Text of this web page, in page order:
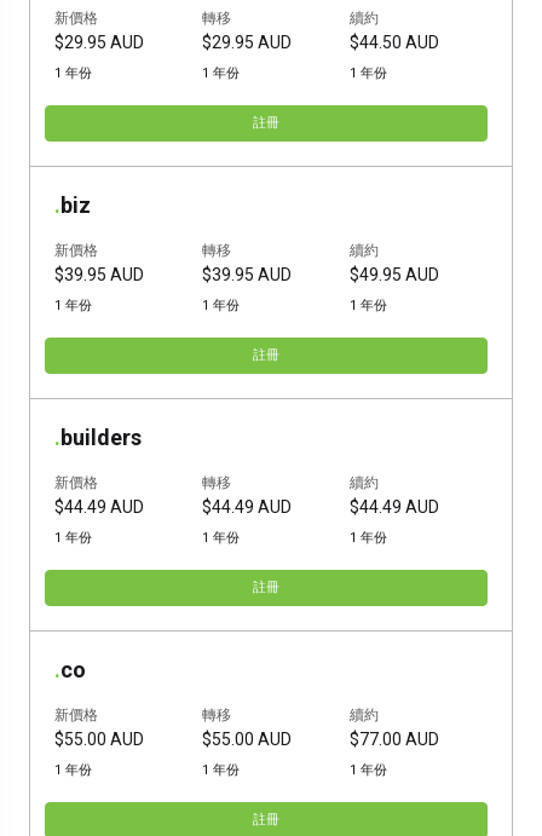
新價格
$29.95 AUD
1 年份
轉移
$29.95 AUD
1 年份
續約
$44.50 AUD
1 年份
註冊
.biz
新價格
$39.95 AUD
1 年份
轉移
$39.95 AUD
1 年份
續約
$49.95 AUD
1 年份
註冊
.builders
新價格
$44.49 AUD
1 年份
轉移
$44.49 AUD
1 年份
續約
$44.49 AUD
1 年份
註冊
.co
新價格
$55.00 AUD
1 年份
轉移
$55.00 AUD
1 年份
續約
$77.00 AUD
1 年份
註冊